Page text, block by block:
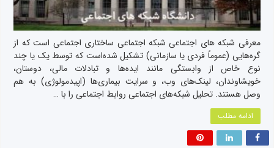
معرفی شبکه های اجتماعی شبکه اجتماعی ساختاری اجتماعی است که از
گره‌هایی (عموماً فردی یا سازمانی) تشکیل شده‌است که توسط یک یا چند
نوع خاص از وابستگی مانند ایده‌ها و تبادلات مالی، دوستان،
خویشاوندان، لینک‌های وب، و سرایت بیماری‌ها (اپیدمولوژی) به هم
وصل هستند. تحلیل شبکه‌های اجتماعی روابط اجتماعی را با …
ادامه مطلب